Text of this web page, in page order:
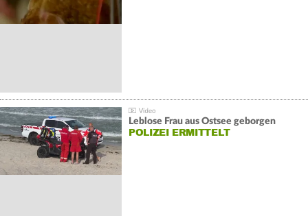
Leblose Frau aus Ostsee geborgen
POLIZEI ERMITTELT